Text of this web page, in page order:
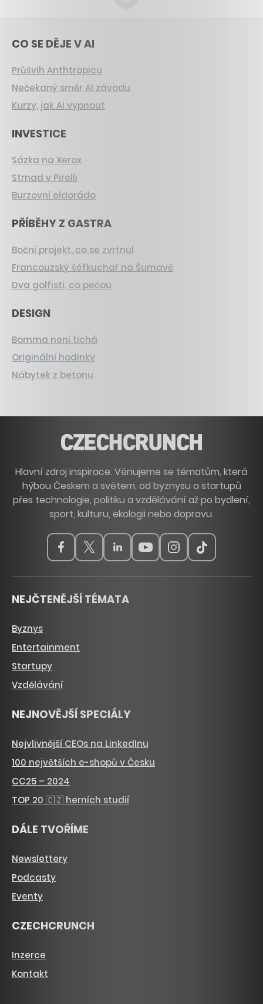
CO SE DĚJE V AI
Průšvih Anthtropicu
Nečekaný směr AI závodu
Kurzy, jak AI vypnout
INVESTICE
Sázka na Xerox
Strnad v Pirelli
Burzovní eldorádo
PŘÍBĚHY Z GASTRA
Boční projekt, co se zvrtnul
Francouzský šéfkuchař na Šumavě
Dva golfisti, co pečou
DESIGN
Bomma není tichá
Originální hodinky
Nábytek z betonu
Hlavní zdroj inspirace. Věnujeme se tématům, která
hýbou Českem a světem, od byznysu a startupů
přes technologie, politiku a vzdělávání až po bydlení,
sport, kulturu, ekologii nebo dopravu.
NEJČTENĚJŠÍ TÉMATA
Byznys
Entertainment
Startupy
Vzdělávání
NEJNOVĚJŠÍ SPECIÁLY
Nejvlivnější CEOs na LinkedInu
100 největších e-shopů v Česku
CC25 – 2024
TOP 20 🇨🇿 herních studií
DÁLE TVOŘÍME
Newslettery
Podcasty
Eventy
CZECHCRUNCH
Inzerce
Kontakt